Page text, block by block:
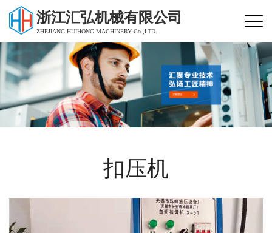
浙江汇弘机械有限公司
ZHEJIANG HUIHONG MACHINERY Co.,LTD.
扣压机